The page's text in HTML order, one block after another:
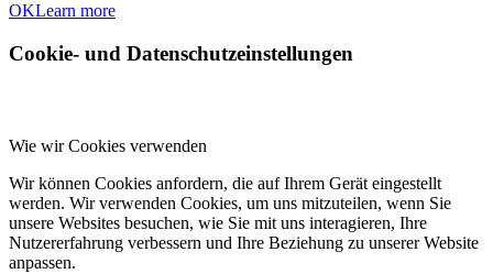
OKLearn more
Cookie- und Datenschutzeinstellungen
Wie wir Cookies verwenden
Wir können Cookies anfordern, die auf Ihrem Gerät eingestellt
werden. Wir verwenden Cookies, um uns mitzuteilen, wenn Sie
unsere Websites besuchen, wie Sie mit uns interagieren, Ihre
Nutzererfahrung verbessern und Ihre Beziehung zu unserer Website
anpassen.